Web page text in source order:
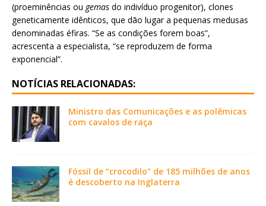
(proeminências ou gemas do indivíduo progenitor), clones
geneticamente idênticos, que dão lugar a pequenas medusas
denominadas éfiras. “Se as condições forem boas”,
acrescenta a especialista, “se reproduzem de forma
exponencial”.
NOTÍCIAS RELACIONADAS:
Ministro das Comunicações e as polêmicas
com cavalos de raça
Fóssil de “crocodilo” de 185 milhões de anos
é descoberto na Inglaterra